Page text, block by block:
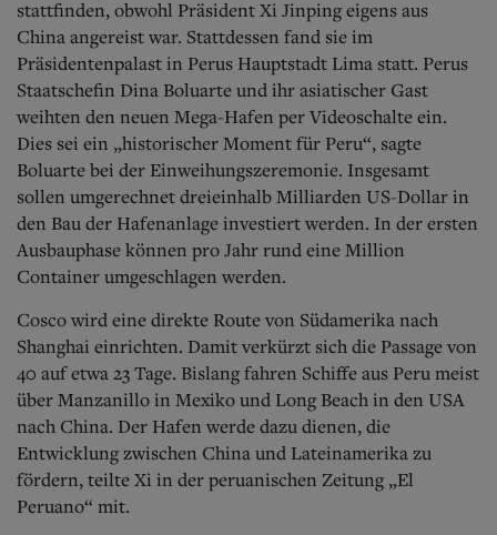
Kontakt
Impressum
Datenschutz
stattfinden, obwohl Präsident Xi Jinping eigens aus
China angereist war. Stattdessen fand sie im
Präsidentenpalast in Perus Hauptstadt Lima statt. Perus
Staatschefin Dina Boluarte und ihr asiatischer Gast
weihten den neuen Mega-Hafen per Videoschalte ein.
Dies sei ein „historischer Moment für Peru“, sagte
Boluarte bei der Einweihungszeremonie. Insgesamt
sollen umgerechnet dreieinhalb Milliarden US-Dollar in
den Bau der Hafenanlage investiert werden. In der ersten
Ausbauphase können pro Jahr rund eine Million
Container umgeschlagen werden.
Cosco wird eine direkte Route von Südamerika nach
Shanghai einrichten. Damit verkürzt sich die Passage von
40 auf etwa 23 Tage. Bislang fahren Schiffe aus Peru meist
über Manzanillo in Mexiko und Long Beach in den USA
nach China. Der Hafen werde dazu dienen, die
Entwicklung zwischen China und Lateinamerika zu
fördern, teilte Xi in der peruanischen Zeitung „El
Peruano“ mit.